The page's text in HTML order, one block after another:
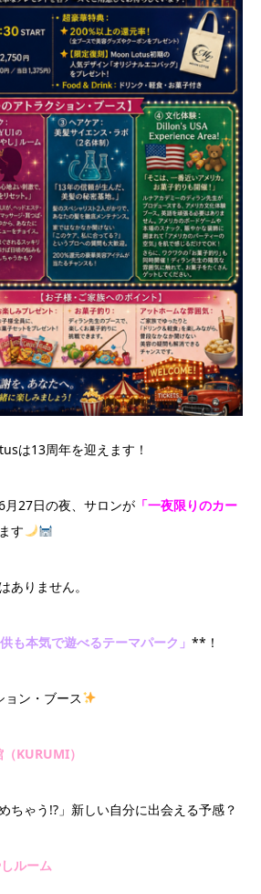
は13周年を迎えます！
月27日の夜、サロンが 「一夜限りのカー
す
ありません。
も本気で遊べるテーマパーク」 **！
ン・ブース
KURUMI）
ちゃう!?」新しい自分に出会える予感？
ルーム